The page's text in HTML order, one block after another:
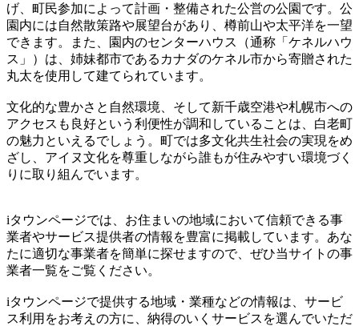
げ、町民参加によって計画・整備された公営の公園です。公
園内には自然散策路や展望台があり、樽前山や太平洋を一望
できます。また、園内のセンターハウス（通称「ケネルハウ
ス」）は、姉妹都市であるカナダのケネル市から寄贈された
丸太を使用して建てられています。
文化的な豊かさと自然環境、そして新千歳空港や札幌市への
アクセスも良好という利便性が調和していることは、白老町
の魅力といえるでしょう。町では多文化共生社会の実現をめ
ざし、アイヌ文化を尊重しながら誰もが住みやすい環境づく
りに取り組んでいます。
iタウンページでは、お住まいの地域において信頼できる事
業者やサービス提供者の情報を豊富に掲載しています。あな
たに適切な事業者を簡単に探せますので、ぜひ当サイトの事
業者一覧をご覧ください。
iタウンページで提供する地域・業種などの情報は、サービ
ス利用をお考えの方に、納得のいくサービスを選んでいただ